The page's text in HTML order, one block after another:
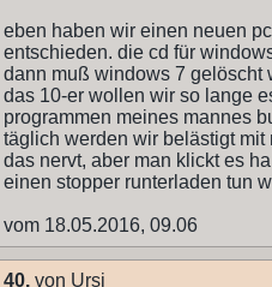
eben haben wir einen neuen
entschieden. die cd für
dann muß windows 7 gelöscht
das 10-er wollen wir so lange
programmen meines mannes
täglich werden wir belästigt
das nervt, aber man klickt es
einen stopper runterladen tun
vom 18.05.2016, 09.06
40. von Ursi